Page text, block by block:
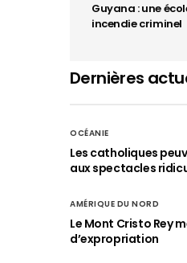
Guyana : une
incendie criminel
Dernières
OCÉANIE
Les catholiques
aux spectacles
AMÉRIQUE DU NORD
Le Mont Cristo Rey
d’expropriation